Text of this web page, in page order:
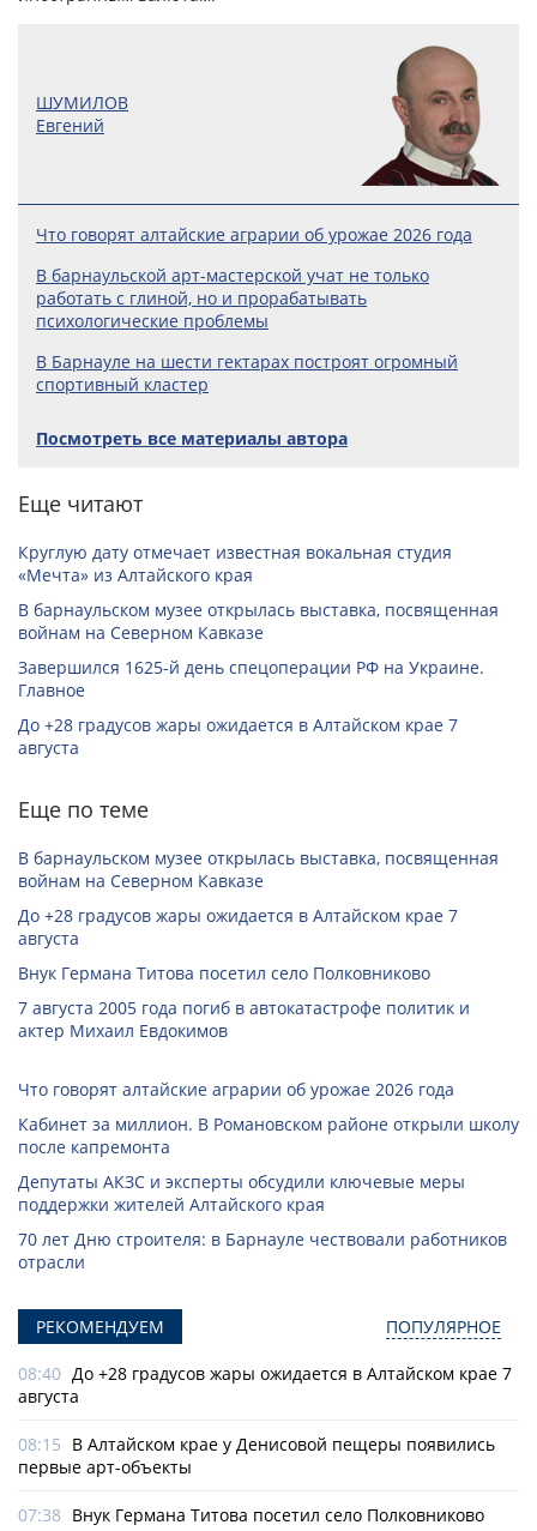
ШУМИЛОВ
Евгений
Что говорят алтайские аграрии об урожае 2026 года
В барнаульской арт-мастерской учат не только
работать с глиной, но и прорабатывать
психологические проблемы
В Барнауле на шести гектарах построят огромный
спортивный кластер
Посмотреть все материалы автора
Еще читают
Круглую дату отмечает известная вокальная студия
«Мечта» из Алтайского края
В барнаульском музее открылась выставка, посвященная
войнам на Северном Кавказе
Завершился 1625-й день спецоперации РФ на Украине.
Главное
До +28 градусов жары ожидается в Алтайском крае 7
августа
Еще по теме
В барнаульском музее открылась выставка, посвященная
войнам на Северном Кавказе
До +28 градусов жары ожидается в Алтайском крае 7
августа
Внук Германа Титова посетил село Полковниково
7 августа 2005 года погиб в автокатастрофе политик и
актер Михаил Евдокимов
Что говорят алтайские аграрии об урожае 2026 года
Кабинет за миллион. В Романовском районе открыли школу
после капремонта
Депутаты АКЗС и эксперты обсудили ключевые меры
поддержки жителей Алтайского края
70 лет Дню строителя: в Барнауле чествовали работников
отрасли
РЕКОМЕНДУЕМ ПОПУЛЯРНОЕ
08:40 До +28 градусов жары ожидается в Алтайском крае 7
августа
08:15 В Алтайском крае у Денисовой пещеры появились
первые арт-объекты
07:38 Внук Германа Титова посетил село Полковниково